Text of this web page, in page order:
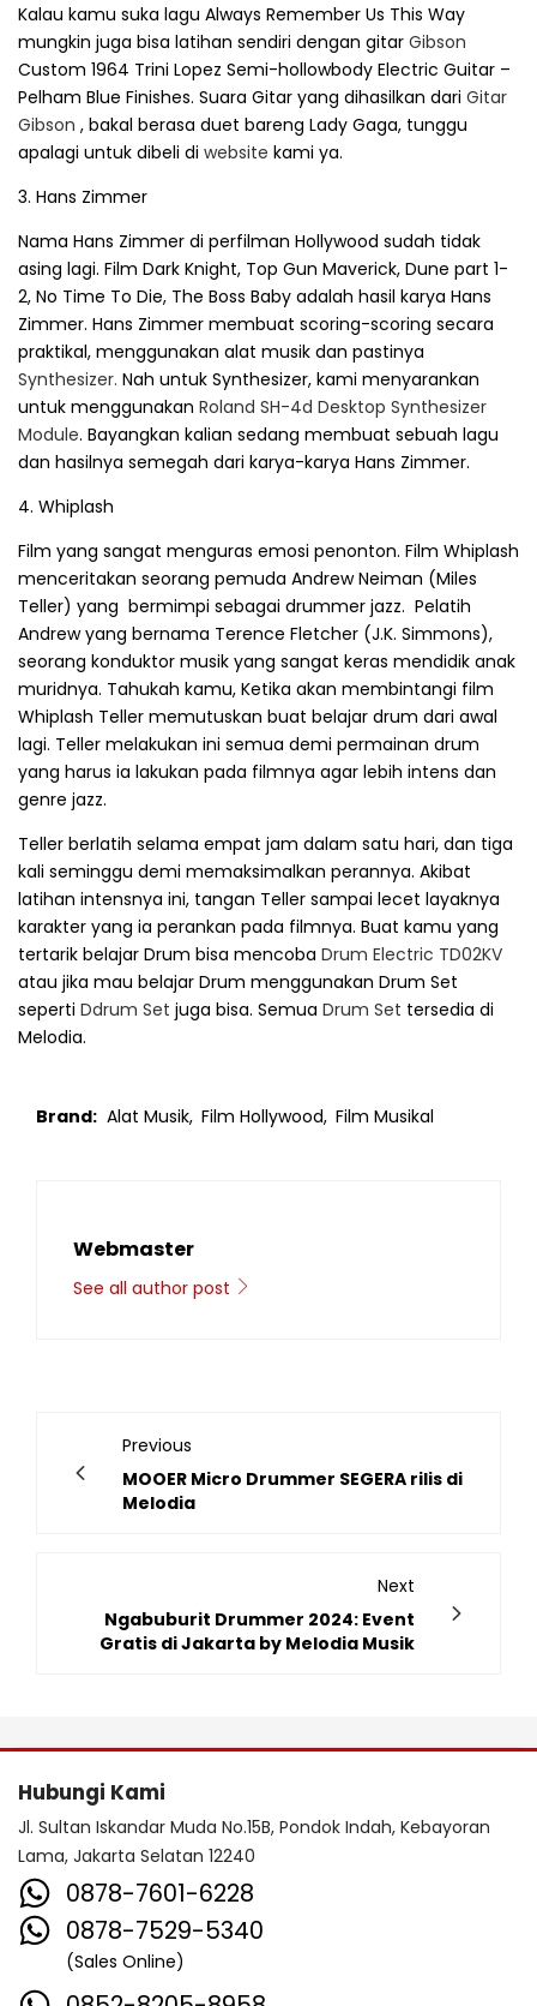
Kalau kamu suka lagu Always Remember Us This Way
mungkin juga bisa latihan sendiri dengan gitar Gibson
Custom 1964 Trini Lopez Semi-hollowbody Electric Guitar –
Pelham Blue Finishes. Suara Gitar yang dihasilkan dari Gitar
Gibson , bakal berasa duet bareng Lady Gaga, tunggu
apalagi untuk dibeli di website kami ya.
3. Hans Zimmer
Nama Hans Zimmer di perfilman Hollywood sudah tidak
asing lagi. Film Dark Knight, Top Gun Maverick, Dune part 1-
2, No Time To Die, The Boss Baby adalah hasil karya Hans
Zimmer. Hans Zimmer membuat scoring-scoring secara
praktikal, menggunakan alat musik dan pastinya
Synthesizer. Nah untuk Synthesizer, kami menyarankan
untuk menggunakan Roland SH-4d Desktop Synthesizer
Module. Bayangkan kalian sedang membuat sebuah lagu
dan hasilnya semegah dari karya-karya Hans Zimmer.
4. Whiplash
Film yang sangat menguras emosi penonton. Film Whiplash
menceritakan seorang pemuda Andrew Neiman (Miles
Teller) yang bermimpi sebagai drummer jazz. Pelatih
Andrew yang bernama Terence Fletcher (J.K. Simmons),
seorang konduktor musik yang sangat keras mendidik anak
muridnya. Tahukah kamu, Ketika akan membintangi film
Whiplash Teller memutuskan buat belajar drum dari awal
lagi. Teller melakukan ini semua demi permainan drum
yang harus ia lakukan pada filmnya agar lebih intens dan
genre jazz.
Teller berlatih selama empat jam dalam satu hari, dan tiga
kali seminggu demi memaksimalkan perannya. Akibat
latihan intensnya ini, tangan Teller sampai lecet layaknya
karakter yang ia perankan pada filmnya. Buat kamu yang
tertarik belajar Drum bisa mencoba Drum Electric TD02KV
atau jika mau belajar Drum menggunakan Drum Set
seperti Ddrum Set juga bisa. Semua Drum Set tersedia di
Melodia.
Brand: Alat Musik, Film Hollywood, Film Musikal
Webmaster
See all author post
Previous
MOOER Micro Drummer SEGERA rilis di
Melodia
Next
Ngabuburit Drummer 2024: Event
Gratis di Jakarta by Melodia Musik
Hubungi Kami
Jl. Sultan Iskandar Muda No.15B, Pondok Indah, Kebayoran
Lama, Jakarta Selatan 12240
0878-7601-6228
0878-7529-5340
(Sales Online)